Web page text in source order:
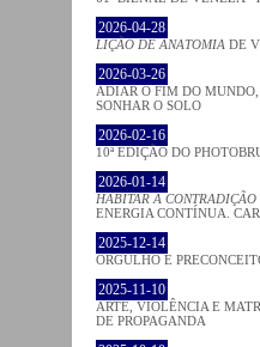
2026-04-28
LIÇÃO DE ANATOMIA DE
2026-03-26
ADIAR O FIM DO
SONHAR O SOLO
2026-02-16
10ª EDIÇÃO DO
2026-01-14
HABITAR A CONTRADIÇÃO
ENERGIA CONTÍNUA.
2025-12-14
ORGULHO E
2025-11-10
ARTE, VIOLÊNCIA E
DE PROPAGANDA